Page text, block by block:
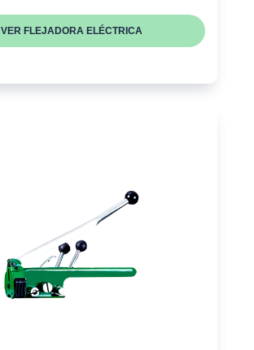
VER FLEJADORA ELÉCTRICA